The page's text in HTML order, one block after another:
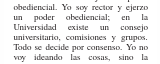
obediencial. Yo soy rector y ejerzo
un poder obediencial; en la
Universidad existe un consejo
universitario, comisiones y grupos.
Todo se decide por consenso. Yo no
voy ideando las cosas, sino la